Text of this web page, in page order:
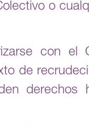
o
con el
de
derechos